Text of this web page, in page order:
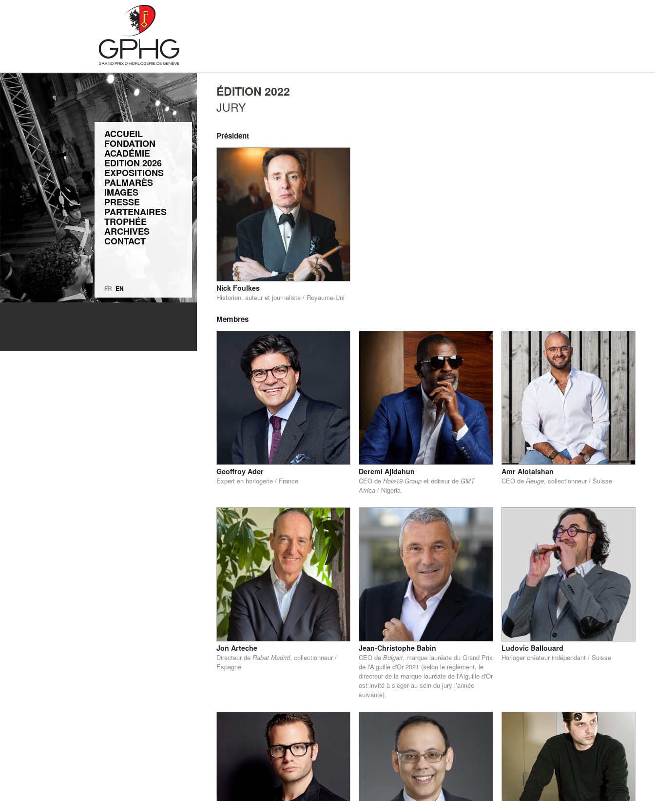
ACCUEIL
FONDATION
ACADÉMIE
EDITION 2026
EXPOSITIONS
PALMARÈS
IMAGES
PRESSE
PARTENAIRES
TROPHÉE
ARCHIVES
CONTACT
FR EN
ÉDITION 2022
JURY
Président
Nick Foulkes
Historien, auteur et journaliste / Royaume-Uni
Membres
Geoffroy Ader
Expert en horlogerie / France
Deremi Ajidahun
CEO deHole19 Group et éditeur de GMT
Africa / Nigeria
Amr Alotaishan
CEO de Reuge, collectionneur / Suisse
Jon Arteche
Directeur de Rabat Madrid, collectionneur /
Espagne
Jean-Christophe Babin
CEO deBulgari, marque lauréate du Grand Prix
de l'Aiguille d'Or 2021 (selon le règlement, le
directeur de la marque lauréate de l'Aiguille d'Or
est invité à siéger au sein du jury l’année
suivante).
Ludovic Ballouard
Horloger créateur indépendant / Suisse